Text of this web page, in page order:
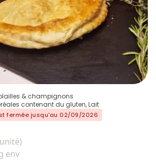
& champignons
contenant du gluten, Lait
fermée jusqu'au 02/09/2026
env